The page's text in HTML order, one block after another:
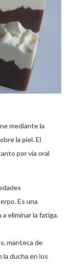
mediante la
la piel. El
por vía oral
Es una
eliminar la fatiga.
manteca de
la ducha en los